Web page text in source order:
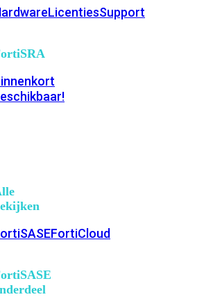
LicentiesSupport
FortiCloud